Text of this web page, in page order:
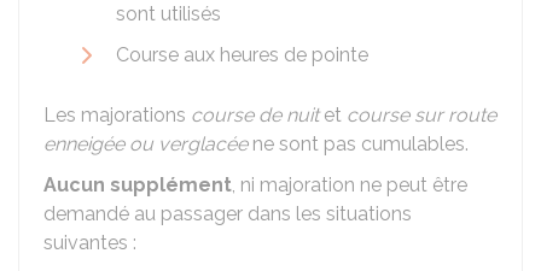
sont utilisés
Course aux heures de pointe
Les majorations course de nuitet course sur route
enneigée ou verglacéene sont pas cumulables.
Aucun supplément, ni majoration ne peut être
demandé au passager dans les situations
suivantes :